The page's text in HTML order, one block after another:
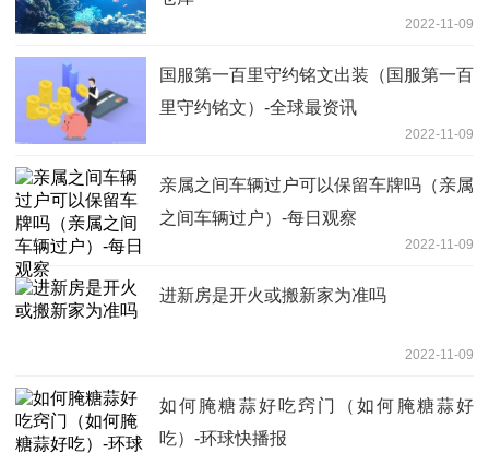
2022-11-09
国服第一百里守约铭文出装（国服第一百
里守约铭文）-全球最资讯
2022-11-09
亲属之间车辆过户可以保留车牌吗（亲属
之间车辆过户）-每日观察
2022-11-09
进新房是开火或搬新家为准吗
2022-11-09
如何腌糖蒜好吃窍门（如何腌糖蒜好
吃）-环球快播报